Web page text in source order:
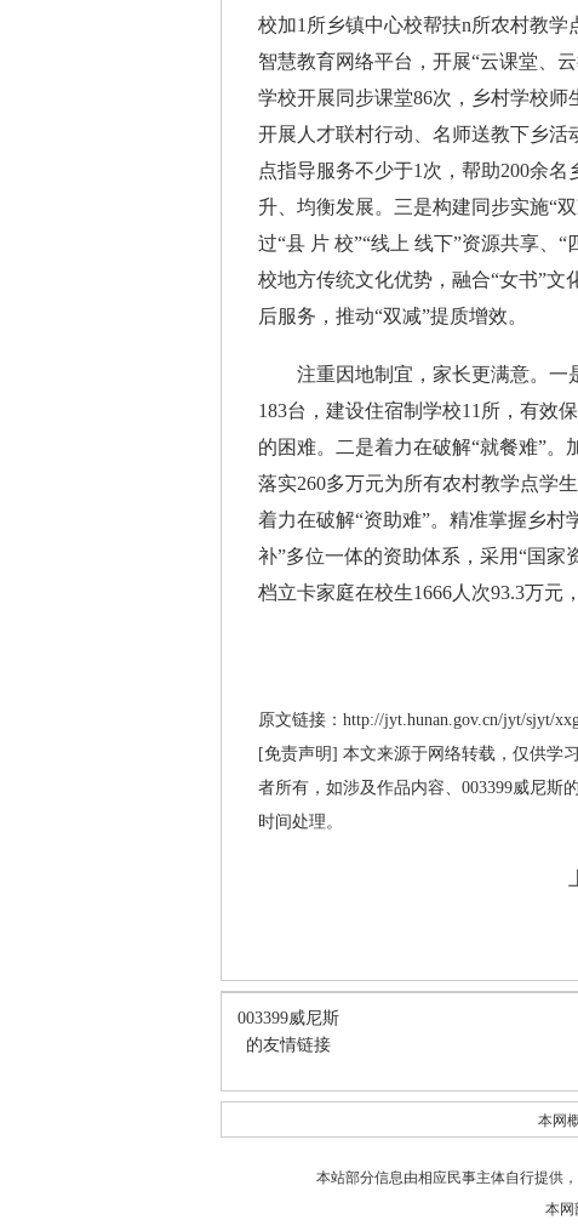
校加1所乡镇中心校帮扶n所农村教
智慧教育网络平台，开展“云课堂、
学校开展同步课堂86次，乡村学校师
开展人才联村行动、名师送教下乡活
点指导服务不少于1次，帮助200余
升、均衡发展。三是构建同步实施“
过“县 片 校”“线上 线下”资源共享、
校地方传统文化优势，融合“女书”文
后服务，推动“双减”提质增效。
注重因地制宜，家长更满意。一是
183台，建设住宿制学校11所，有效
的困难。二是着力在破解“就餐难”。
落实260多万元为所有农村教学点学
着力在破解“资助难”。精准掌握乡村
补”多位一体的资助体系，采用“国家
档立卡家庭在校生1666人次93.3万元
原文链接：http://jyt.hunan.gov.cn/jyt/sjyt/
[免责声明] 本文来源于网络转载，仅供学
者所有，如涉及作品内容、003399威尼斯
时间处理。
003399威尼斯
的友情链接
本网
本站部分信息由相应民事主体自行提供
本网